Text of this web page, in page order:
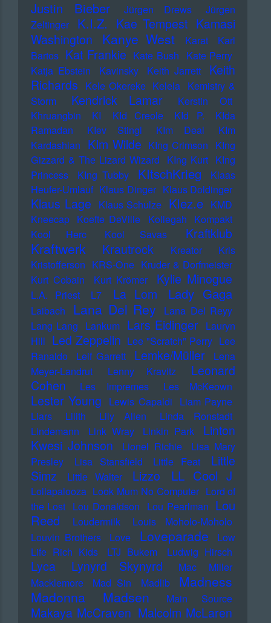
Justin Bieber Jürgen Drews
Jürgen
Zeltinger
K.I.Z. Kae Tempest Kamasi
Washington
Kanye West Karat
Karl
Bartos Kat Frankie Kate Bush Kate Perry
Katja Ebstein
Kavinsky Keith Jarrett
Keith
Richards Kele Okereke Kelela Kemistry &
Storm
Kendrick Lamar
Kerstin Ott
Khruangbin
KI KId Creole KId P.
KIda
Ramadan
KIev Stingl KIm Deal
KIm
Kardashian KIm Wilde KIng Crimson KIng
Gizzard & The Lizard Wizard KIng Kurt KIng
Princess
KIng Tubby KItschKrieg
Klaas
Heufer-Umlauf Klaus Dinger Klaus Doldinger
Klaus Lage Klaus Schulze Klez.e KMD
Kneecap Koefte DeVille Kollegah Kompakt
Kool Herc
Kool Savas Kraftklub
Kraftwerk Krautrock Kreator
Kris
Kristofferson KRS-One Kruder & Dorfmeister
Kurt Cobain
Kurt Krömer Kylie Minogue
L.A. Priest L7 La Lom Lady Gaga
Laibach Lana Del Rey
Lana Del Reyy
Lang Lang Lankum Lars Eidinger Lauryn
Hill Led Zeppelin Lee "Scratch" Perry Lee
Ranaldo
Leif Garrett Lemke/Müller
Lena
Meyer-Landrut
Lenny Kravitz
Leonard
Cohen
Les Impremes Les McKeown
Lester Young Lewis Capaldi Liam Payne
Liars
Lilith Lily Allen
Linda Ronstadt
Lindemann
Link Wray Linkin Park
Linton
Kwesi Johnson
Lionel Richie
Lisa Mary
Presley
Lisa Stansfield Little Feat
Little
Simz
Little Walter Lizzo LL Cool J
Lollapalooza Look Mum No Computer Lord of
the Lost Lou Donaldson Lou Pearlman Lou
Reed
Loudermilk
Louis Moholo-Moholo
Louvin Brothers
Love Loveparade
Low
Life Rich Kids
LTJ Bukem Ludwig Hirsch
Lyca Lynyrd Skynyrd
Mac Miller
Macklemore
Mad Sin Madlib
Madness
Madonna
Madsen Main Source
Makaya McCraven Malcolm McLaren